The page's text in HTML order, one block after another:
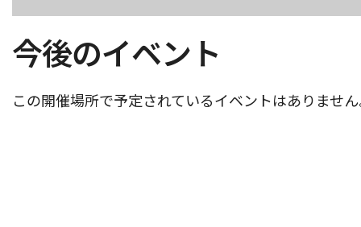
今後のイベント
この開催場所で予定されているイベントはありませ